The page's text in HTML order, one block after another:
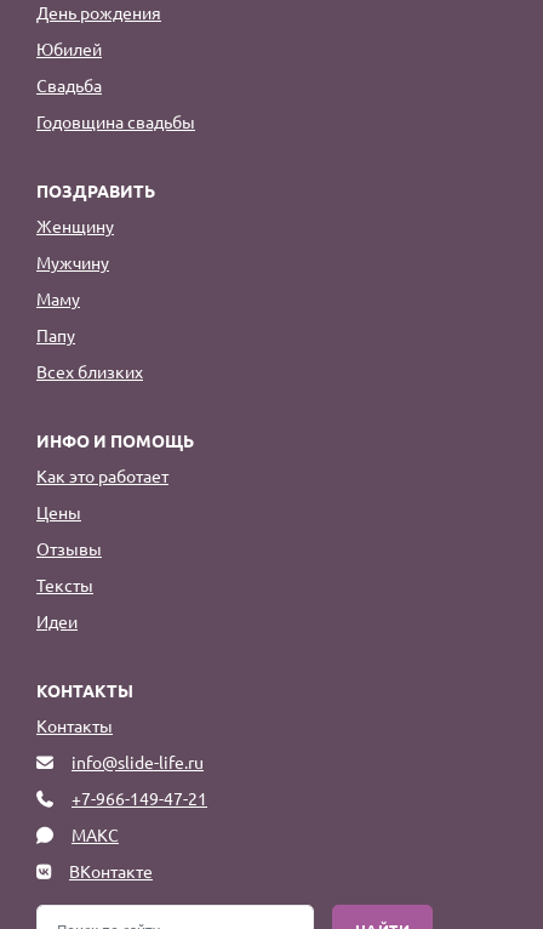
День рождения
Юбилей
Свадьба
Годовщина свадьбы
ПОЗДРАВИТЬ
Женщину
Мужчину
Маму
Папу
Всех близких
ИНФО И ПОМОЩЬ
Как это работает
Цены
Отзывы
Тексты
Идеи
КОНТАКТЫ
Контакты
info@slide-life.ru
+7-966-149-47-21
МАКС
ВКонтакте